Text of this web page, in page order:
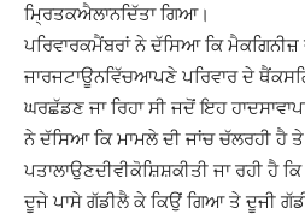
ਮ੍ਰਿਤਕਐਲਾਨਦਿੱਤਾ ਗਿਆ।
ਪਰਿਵਾਰਕਮੈਂਬਰਾਂ ਨੇ ਦੱਸਿਆ ਕਿ
ਜਾਰਜਟਾਊਨਵਿੱਚਆਪਣੇ ਪਰਿਵਾਰ ਦੇ
ਘਰਛੱਡਣ ਜਾ ਰਿਹਾ ਸੀ ਜਦੋਂ ਇਹ
ਨੇ ਦੱਸਿਆ ਕਿ ਮਾਮਲੇ ਦੀ ਜਾਂਚ ਚੱਲਰਹੀ ਹੈ
ਪਤਾਲਾਉਣਦੀਵੀਕੋਸ਼ਿਸ਼ਕੀਤੀ ਜਾ ਰਹੀ ਹੈ
ਦੂਜੇ ਪਾਸੇ ਗੱਡੀਲੈ ਕੇ ਕਿਉਂ ਗਿਆ ਤੇ ਦੂਜੀ